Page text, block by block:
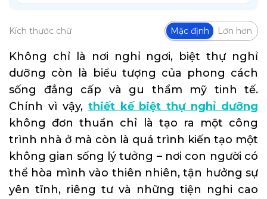
Kích thước chữ Mặc định Lớn hơn
Không chỉ là nơi nghỉ ngơi, biệt thự nghỉ
dưỡng còn là biểu tượng của phong cách
sống đẳng cấp và gu thẩm mỹ tinh tế.
Chính vì vậy, thiết kế biệt thự nghỉ dưỡng
không đơn thuần chỉ là tạo ra một công
trình nhà ở mà còn là quá trình kiến tạo một
không gian sống lý tưởng – nơi con người có
thể hòa mình vào thiên nhiên, tận hưởng sự
yên tĩnh, riêng tư và những tiện nghi cao